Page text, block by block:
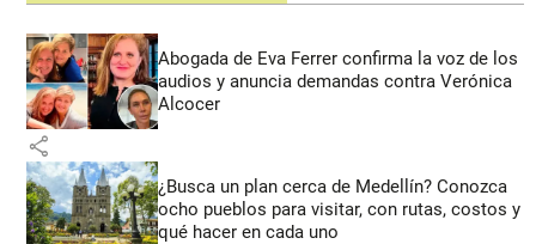
Abogada de Eva Ferrer confirma la voz de los
audios y anuncia demandas contra Verónica
Alcocer
share
¿Busca un plan cerca de Medellín? Conozca
ocho pueblos para visitar, con rutas, costos y
qué hacer en cada uno